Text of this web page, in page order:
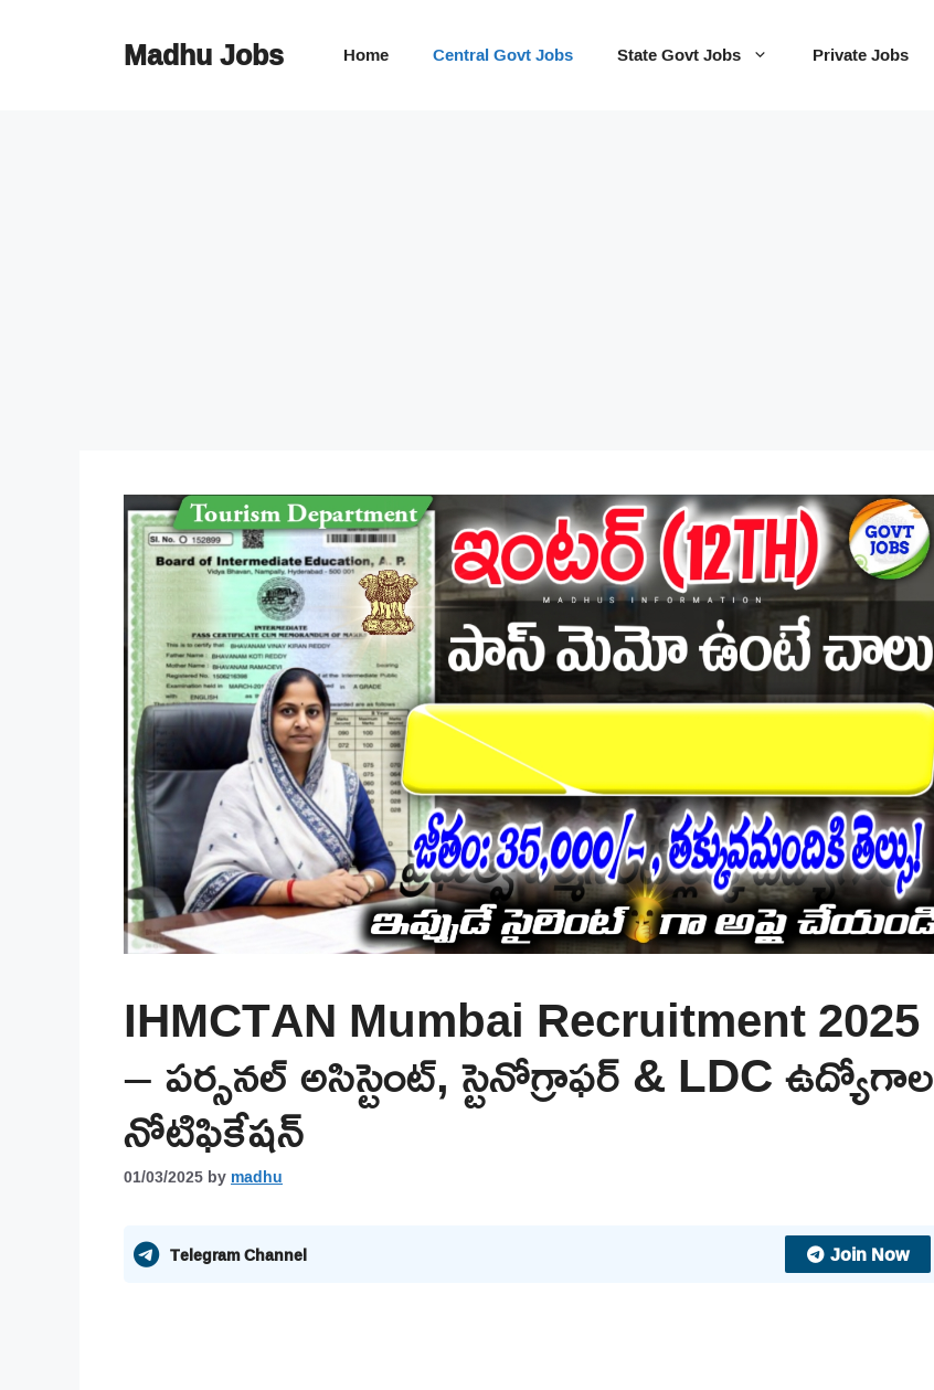
Madhu Jobs Home Central Govt Jobs State Govt Jobs Private Jobs
IHMCTAN Mumbai Recruitment 2025
– పర్సనల్ అసిస్టెంట్, స్టెనోగ్రాఫర్ & LDC ఉద్యోగాల
నోటిఫికేషన్
01/03/2025bymadhu
Telegram Channel Join Now